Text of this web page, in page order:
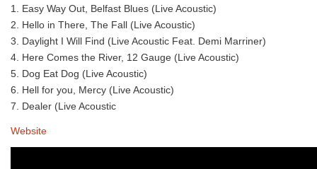
1. Easy Way Out, Belfast Blues (Live Acoustic)
2. Hello in There, The Fall (Live Acoustic)
3. Daylight I Will Find (Live Acoustic Feat. Demi Marriner)
4. Here Comes the River, 12 Gauge (Live Acoustic)
5. Dog Eat Dog (Live Acoustic)
6. Hell for you, Mercy (Live Acoustic)
7. Dealer (Live Acoustic
Website